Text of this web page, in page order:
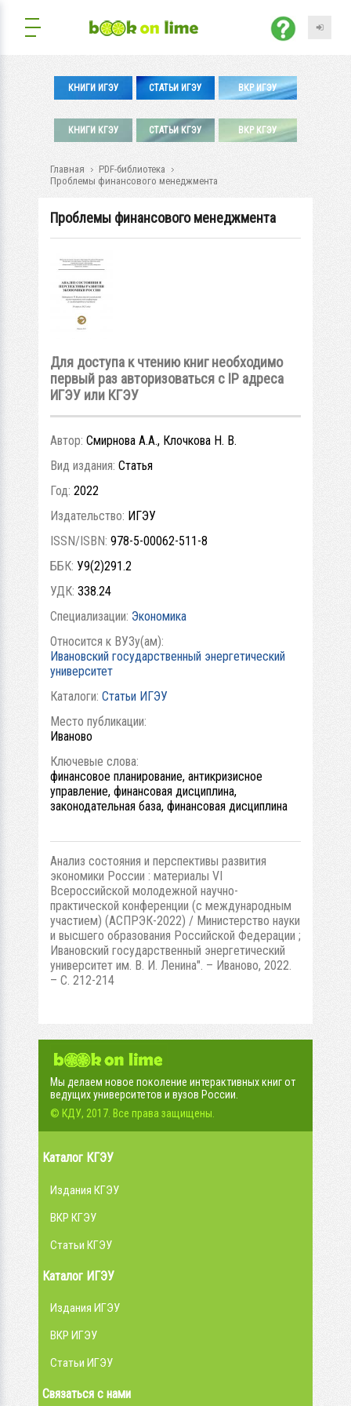
КНИГИ ИГЭУ СТАТЬИ ИГЭУ ВКР ИГЭУ
КНИГИ КГЭУ СТАТЬИ КГЭУ ВКР КГЭУ
Главная
PDF-библиотека
Проблемы финансового менеджмента
Проблемы финансового менеджмента
Для доступа к чтению книг необходимо
первый раз авторизоваться с IP адреса
ИГЭУ или КГЭУ
Автор: Смирнова А.А., Клочкова Н. В.
Вид издания: Статья
Год: 2022
Издательство: ИГЭУ
ISSN/ISBN: 978-5-00062-511-8
ББК: У9(2)291.2
УДК: 338.24
Специализации: Экономика
Относится к ВУЗу(ам):
Ивановский государственный энергетический
университет
Каталоги: Статьи ИГЭУ
Место публикации:
Иваново
Ключевые слова:
финансовое планирование, антикризисное
управление, финансовая дисциплина,
законодательная база, финансовая дисциплина
Анализ состояния и перспективы развития
экономики России : материалы VI
Всероссийской молодежной научно-
практической конференции (с международным
участием) (АСПРЭК-2022) / Министерство науки
и высшего образования Российской Федерации ;
Ивановский государственный энергетический
университет им. В. И. Ленина". – Иваново, 2022.
– С. 212-214
Мы делаем новое поколение интерактивных книг от
ведущих университетов и вузов России.
© КДУ, 2017. Все права защищены.
Каталог КГЭУ
Издания КГЭУ
ВКР КГЭУ
Статьи КГЭУ
Каталог ИГЭУ
Издания ИГЭУ
ВКР ИГЭУ
Статьи ИГЭУ
Связаться с нами